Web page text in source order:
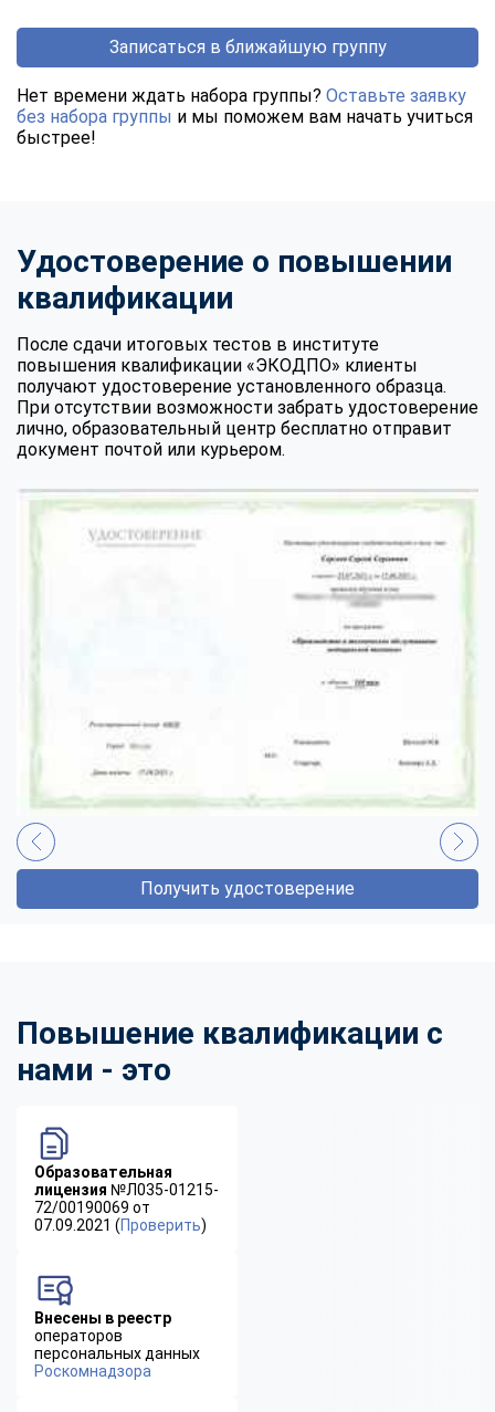
Записаться в ближайшую группу
Нет времени ждать набора группы? Оставьте заявку
без набора группы и мы поможем вам начать учиться
быстрее!
Удостоверение о повышении
квалификации
После сдачи итоговых тестов в институте
повышения квалификации «ЭКОДПО» клиенты
получают удостоверение установленного образца.
При отсутствии возможности забрать удостоверение
лично, образовательный центр бесплатно отправит
документ почтой или курьером.
Получить удостоверение
Повышение квалификации с
нами - это
Образовательная
лицензия №Л035-01215-
72/00190069 от
07.09.2021 (Проверить)
Внесены в реестр
операторов
персональных данных
Роскомнадзора